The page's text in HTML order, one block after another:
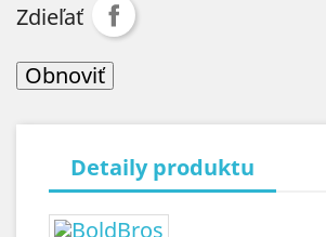
Zdieľať
Detaily produktu